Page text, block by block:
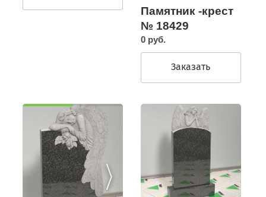
Памятник -крест
№ 18429
0 руб.
Заказать